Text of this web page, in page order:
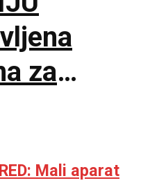
za
Mali aparat